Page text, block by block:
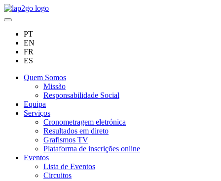
PT
EN
FR
ES
Quem Somos
Missão
Responsabilidade Social
Equipa
Serviços
Cronometragem eletrónica
Resultados em direto
Grafismos TV
Plataforma de inscrições online
Eventos
Lista de Eventos
Circuitos